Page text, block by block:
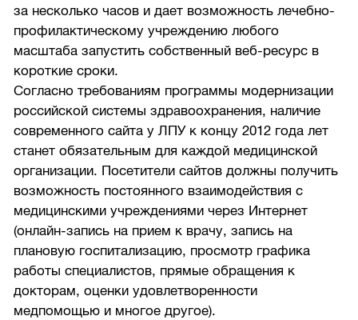
за несколько часов и дает возможность лечебно-
профилактическому учреждению любого
масштаба запустить собственный веб-ресурс в
короткие сроки.
Согласно требованиям программы модернизации
российской системы здравоохранения, наличие
современного сайта у ЛПУ к концу 2012 года лет
станет обязательным для каждой медицинской
организации. Посетители сайтов должны получить
возможность постоянного взаимодействия с
медицинскими учреждениями через Интернет
(онлайн-запись на прием к врачу, запись на
плановую госпитализацию, просмотр графика
работы специалистов, прямые обращения к
докторам, оценки удовлетворенности
медпомощью и многое другое).